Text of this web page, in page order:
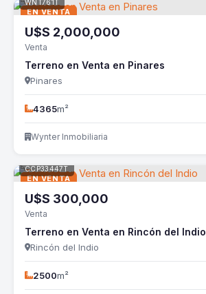
EN VENTA
WNT761T
U$S 2,000,000
Venta
Terreno en Venta en Pinares
Pinares
4365m²
Wynter Inmobiliaria
EN VENTA
CCP33447T
U$S 300,000
Venta
Terreno en Venta en Rincón del Indio
Rincón del Indio
2500m²